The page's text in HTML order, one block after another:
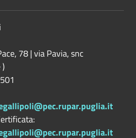
78 | via Pavia, snc
)